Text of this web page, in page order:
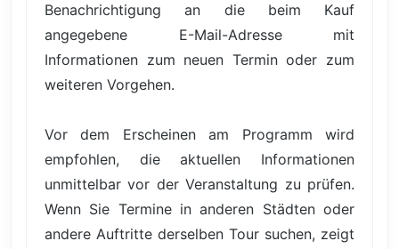
Benachrichtigung an die beim Kauf
angegebene E-Mail-Adresse mit
Informationen zum neuen Termin oder zum
weiteren Vorgehen.
Vor dem Erscheinen am Programm wird
empfohlen, die aktuellen Informationen
unmittelbar vor der Veranstaltung zu prüfen.
Wenn Sie Termine in anderen Städten oder
andere Auftritte derselben Tour suchen, zeigt